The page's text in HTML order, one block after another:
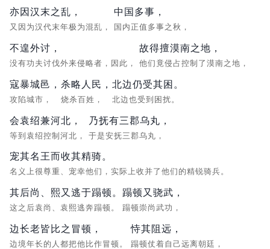
亦因汉末之乱，
又因为汉代末年极为混乱，
中国多事，
国内正值多事之秋，
不遑外讨，
没有功夫讨伐外来侵略者，因此，
故得擅漠南之地，
他们竟侵占控制了漠南之地，
寇暴城邑，
攻陷城市，
杀略人民，
烧杀百姓，
北边仍受其困。
北边也受到困扰。
会袁绍兼河北，
等到袁绍控制河北，
乃抚有三郡乌丸，
于是安抚三郡乌丸，
宠其名王而收其精骑。
名义上很尊重、宠幸他们，实际上收并了他们的精锐骑兵。
其后尚、熙又逃于蹋顿。
这之后袁尚、袁熙逃奔蹋顿。
蹋顿又骁武，
蹋顿崇尚武功，
边长老皆比之冒顿，
边境年长的人都把他比作冒顿。
恃其阻远，
蹋顿仗着自己远离朝廷，